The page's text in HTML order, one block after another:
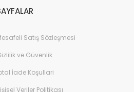
Satış Sözleşmesi
ve Güvenlik
İade Koşullari
Veriler Politikası